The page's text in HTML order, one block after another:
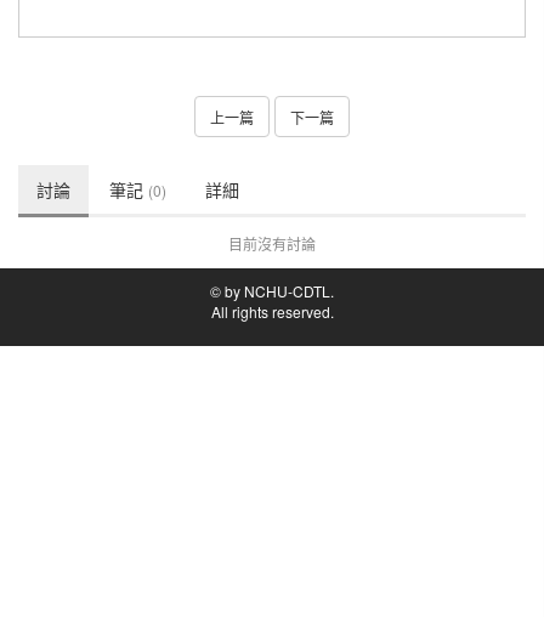
上一篇 下一篇
討論 筆記 (0) 詳細
目前沒有討論
© by NCHU-CDTL.
All rights reserved.